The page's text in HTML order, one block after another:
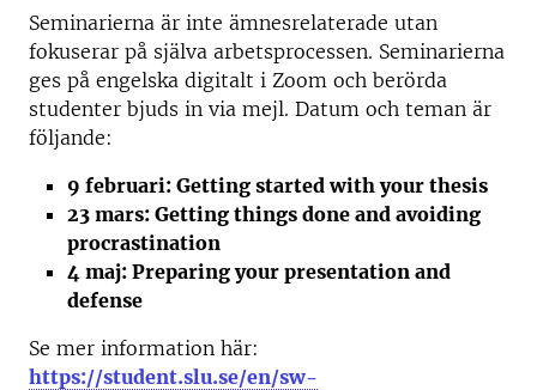
Seminarierna är inte ämnesrelaterade utan
fokuserar på själva arbetsprocessen. Seminarierna
ges på engelska digitalt i Zoom och berörda
studenter bjuds in via mejl. Datum och teman är
följande:
9 februari: Getting started with your thesis
23 mars: Getting things done and avoiding
procrastination
4 maj: Preparing your presentation and
defense
Se mer information här:
https://student.slu.se/en/sw-